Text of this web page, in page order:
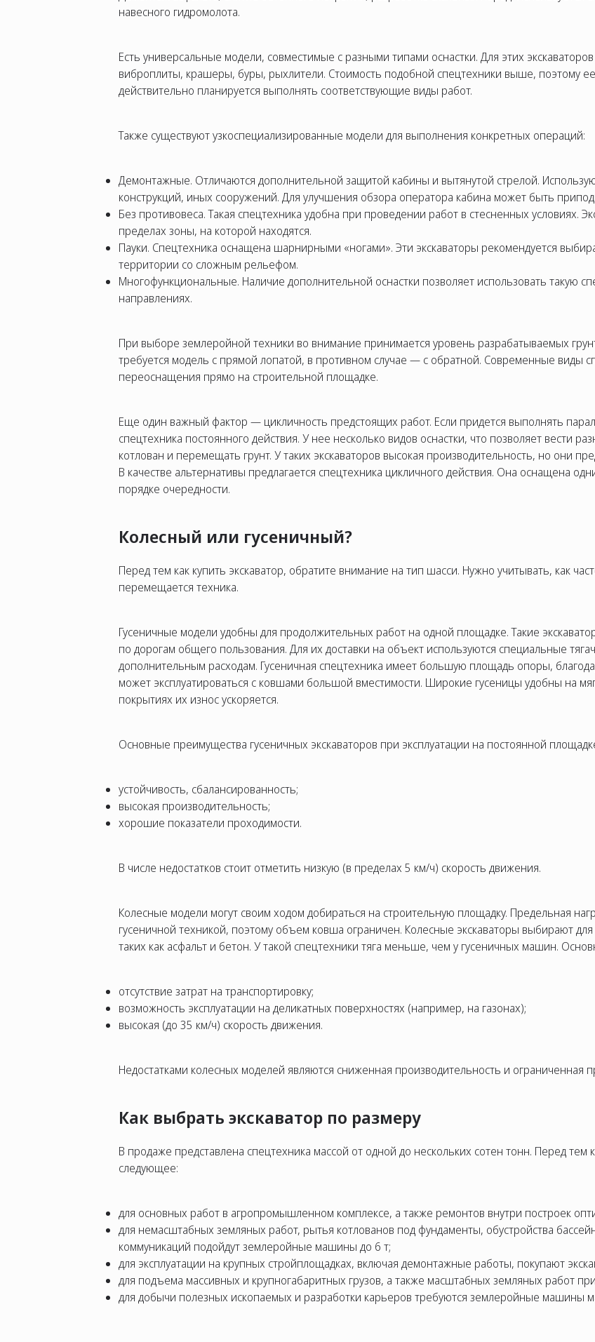
навесного гидромолота.
Есть универсальные модели, совместимые с разными типами оснастки. Для этих
виброплиты, крашеры, буры, рыхлители. Стоимость подобной спецтехники выше, поэтому ее
действительно планируется выполнять соответствующие виды работ.
Также существуют узкоспециализированные модели для выполнения конкретных операций:
Демонтажные. Отличаются дополнительной защитой кабины и вытянутой стрелой.
конструкций, иных сооружений. Для улучшения обзора оператора кабина может быть
Без противовеса. Такая спецтехника удобна при проведении работ в стесненных условиях.
пределах зоны, на которой находятся.
Пауки. Спецтехника оснащена шарнирными «ногами». Эти экскаваторы рекомендуется
территории со сложным рельефом.
Многофункциональные. Наличие дополнительной оснастки позволяет использовать такую
направлениях.
При выборе землеройной техники во внимание принимается уровень разрабатываемых
требуется модель с прямой лопатой, в противном случае — с обратной. Современные виды
переоснащения прямо на строительной площадке.
Еще один важный фактор — цикличность предстоящих работ. Если придется выполнять
спецтехника постоянного действия. У нее несколько видов оснастки, что позволяет вести
котлован и перемещать грунт. У таких экскаваторов высокая производительность, но они
В качестве альтернативы предлагается спецтехника цикличного действия. Она оснащена
порядке очередности.
Колесный или гусеничный?
Перед тем как купить экскаватор, обратите внимание на тип шасси. Нужно учитывать, как
перемещается техника.
Гусеничные модели удобны для продолжительных работ на одной площадке. Такие
по дорогам общего пользования. Для их доставки на объект используются специальные
дополнительным расходам. Гусеничная спецтехника имеет большую площадь опоры,
может эксплуатироваться с ковшами большой вместимости. Широкие гусеницы удобны на
покрытиях их износ ускоряется.
Основные преимущества гусеничных экскаваторов при эксплуатации на постоянной
устойчивость, сбалансированность;
высокая производительность;
хорошие показатели проходимости.
В числе недостатков стоит отметить низкую (в пределах 5 км/ч) скорость движения.
Колесные модели могут своим ходом добираться на строительную площадку. Предельная
гусеничной техникой, поэтому объем ковша ограничен. Колесные экскаваторы выбирают
таких как асфальт и бетон. У такой спецтехники тяга меньше, чем у гусеничных машин.
отсутствие затрат на транспортировку;
возможность эксплуатации на деликатных поверхностях (например, на газонах);
высокая (до 35 км/ч) скорость движения.
Недостатками колесных моделей являются сниженная производительность и ограниченная
Как выбрать экскаватор по размеру
В продаже представлена спецтехника массой от одной до нескольких сотен тонн. Перед тем
следующее:
для основных работ в агропромышленном комплексе, а также ремонтов внутри построек
для немасштабных земляных работ, рытья котлованов под фундаменты, обустройства
коммуникаций подойдут землеройные машины до 6 т;
для эксплуатации на крупных стройплощадках, включая демонтажные работы, покупают
для подъема массивных и крупногабаритных грузов, а также масштабных земляных работ
для добычи полезных ископаемых и разработки карьеров требуются землеройные машины